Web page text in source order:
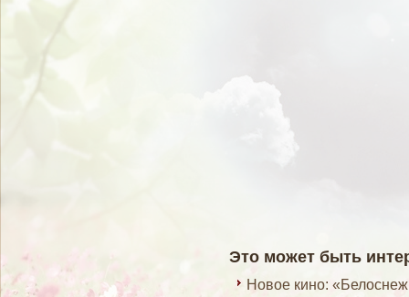
Это может быть
Новое кино: